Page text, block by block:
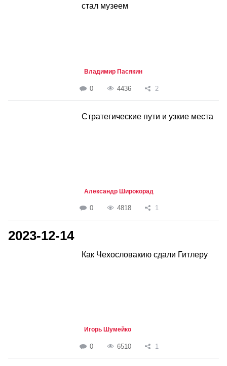
стал музеем
Владимир Пасякин
0 4436 2
Стратегические пути и узкие места
Александр Широкорад
0 4818 1
2023-12-14
Как Чехословакию сдали Гитлеру
Игорь Шумейко
0 6510 1